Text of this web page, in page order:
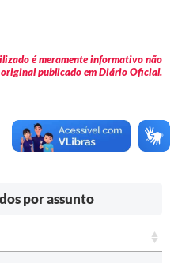
é meramente informativo não
publicado em Diário Oficial.
por assunto